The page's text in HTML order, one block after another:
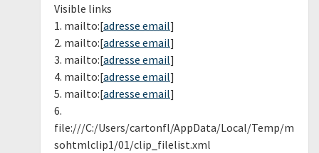
Visible links
1. mailto:[adresse email]
2. mailto:[adresse email]
3. mailto:[adresse email]
4. mailto:[adresse email]
5. mailto:[adresse email]
6.
file:///C:/Users/cartonfl/AppData/Local/Temp/m
sohtmlclip1/01/clip_filelist.xml